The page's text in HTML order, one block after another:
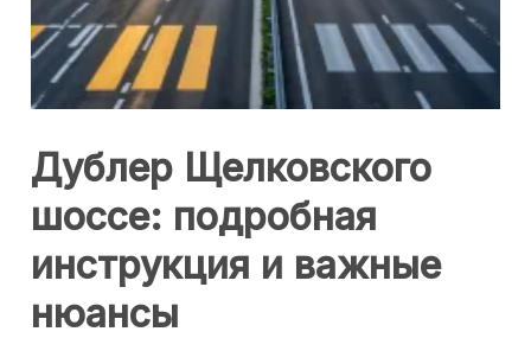
Дублер Щелковского
шоссе: подробная
инструкция и важные
нюансы